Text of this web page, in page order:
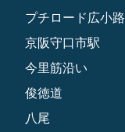
プチロード広小路
京阪守口市駅
今里筋沿い
俊徳道
八尾